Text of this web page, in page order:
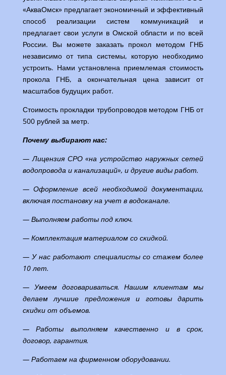
«АкваОмск» предлагает экономичный и эффективный
способ реализации систем коммуникаций и
предлагает свои услуги в Омской области и по всей
России. Вы можете заказать прокол методом ГНБ
независимо от типа системы, которую необходимо
устроить. Нами установлена приемлемая стоимость
прокола ГНБ, а окончательная цена зависит от
масштабов будущих работ.
Стоимость прокладки трубопроводов методом ГНБ от
500 рублей за метр.
Почему выбирают нас:
— Лицензия СРО «на устройство наружных сетей
водопровода и канализаций», и другие виды работ.
— Оформление всей необходимой документации,
включая постановку на учет в водоканале.
— Выполняем работы под ключ.
— Комплектация материалом со скидкой.
— У нас работают специалисты со стажем более
10 лет.
— Умеем договариваться. Нашим клиентам мы
делаем лучшие предложения и готовы дарить
скидки от объемов.
— Работы выполняем качественно и в срок,
договор, гарантия.
— Работаем на фирменном оборудовании.